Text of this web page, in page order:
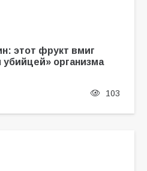
этот фрукт вмиг
убийцей» организма
103